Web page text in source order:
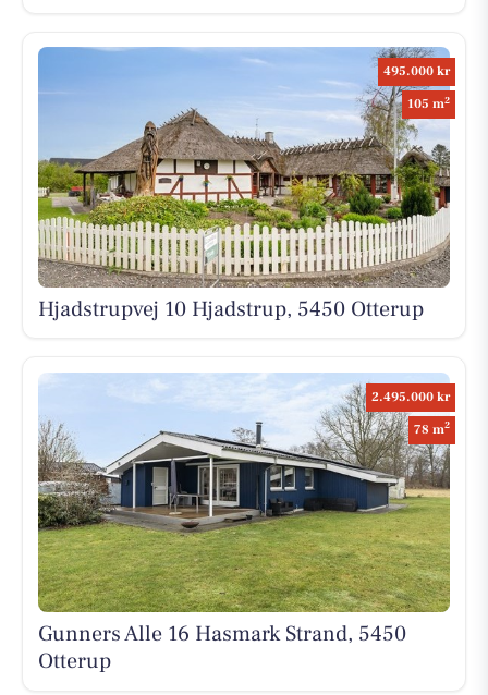
495.000 kr
105 m2
Hjadstrupvej 10 Hjadstrup, 5450 Otterup
2.495.000 kr
78 m2
Gunners Alle 16 Hasmark Strand, 5450
Otterup